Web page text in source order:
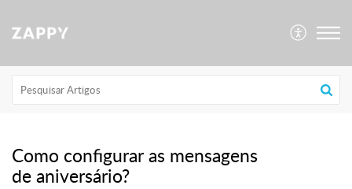
Como configurar as mensagens
de aniversário?